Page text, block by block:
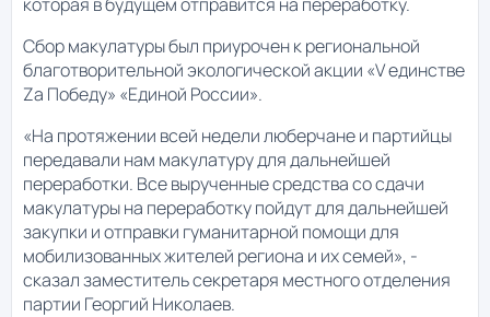
Сбор макулатуры был приурочен к региональной
благотворительной экологической акции «V единстве
Zа Победу» «Единой России».
«На протяжении всей недели люберчане и партийцы
передавали нам макулатуру для дальнейшей
переработки. Все вырученные средства со сдачи
макулатуры на переработку пойдут для дальнейшей
закупки и отправки гуманитарной помощи для
мобилизованных жителей региона и их семей», -
сказал заместитель секретаря местного отделения
партии Георгий Николаев.